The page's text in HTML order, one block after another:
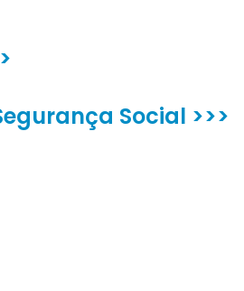
Social >>>